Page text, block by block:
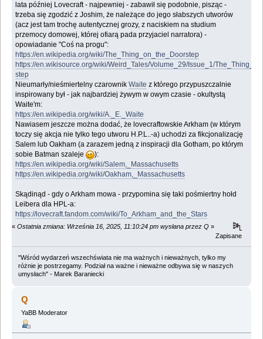
lata później Lovecraft - najpewniej - zabawił się podobnie, pisząc -
trzeba się zgodzić z Joshim, że należące do jego słabszych utworów
(acz jest tam trochę autentycznej grozy, z naciskiem na studium
przemocy domowej, której ofiarą pada przyjaciel narratora) -
opowiadanie "Coś na progu":
https://en.wikipedia.org/wiki/The_Thing_on_the_Doorstep
https://en.wikisource.org/wiki/Weird_Tales/Volume_29/Issue_1/
step
Nieumarły/nieśmiertelny czarownikWaite z którego przypuszczalnie
inspirowany był - jak najbardziej żywym w owym czasie - okultystą
Waite'm:
https://en.wikipedia.org/wiki/A._E._Waite
Nawiasem jeszcze można dodać, że lovecraftowskie Arkham (w którym
toczy się akcja nie tylko tego utworu H.P.L..-a) uchodzi za fikcjonalizację
Salem lub Oakham (a zarazem jedną z inspiracji dla Gotham, po którym
sobie Batman szaleje
):
https://en.wikipedia.org/wiki/Salem,_Massachusetts
https://en.wikipedia.org/wiki/Oakham,_Massachusetts
Skądinąd - gdy o Arkham mowa - przypomina się taki pośmiertny hołd
Leibera dla HPL-a:
https://lovecraft.fandom.com/wiki/To_Arkham_and_the_Stars
« Ostatnia zmiana: Września 16, 2025, 11:10:24 pm wysłana przez Q »
Zapisane
"Wśród wydarzeń wszechświata nie ma ważnych i nieważnych, tylko my
różnie je postrzegamy. Podział na ważne i nieważne odbywa się w naszych
umysłach" - Marek Baraniecki
Q
YaBB Moderator